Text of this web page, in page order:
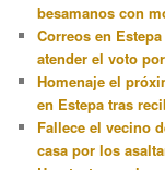
besamanos con
Correos en
atender el voto
Homenaje el
en Estepa tras
Fallece el vecino
casa por los